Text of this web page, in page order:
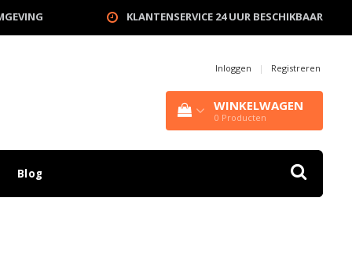
KLANTENSERVICE 24 UUR BESCHIKBAAR
Inloggen | Registreren
WINKELWAGEN
0 Producten
Blog